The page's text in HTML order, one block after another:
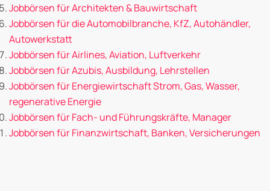
Jobbörsen für Architekten & Bauwirtschaft
Jobbörsen für die Automobilbranche, KfZ, Autohändler,
Autowerkstatt
Jobbörsen für Airlines, Aviation, Luftverkehr
Jobbörsen für Azubis, Ausbildung, Lehrstellen
Jobbörsen für Energiewirtschaft Strom, Gas, Wasser,
regenerative Energie
Jobbörsen für Fach- und Führungskräfte, Manager
Jobbörsen für Finanzwirtschaft, Banken, Versicherungen